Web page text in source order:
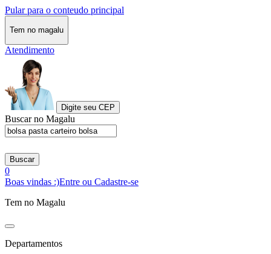
Pular para o conteudo principal
Tem no magalu
Atendimento
Digite seu CEP
Buscar no Magalu
Buscar
0
Boas vindas :)Entre ou Cadastre-se
Tem no Magalu
Departamentos